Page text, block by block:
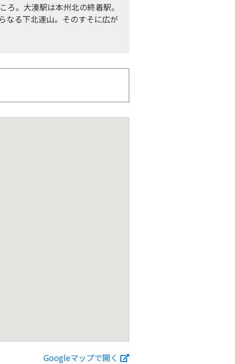
。大湊駅は本州北の終着駅。
なる下北連山。そのすそに広が
Googleマップで開く